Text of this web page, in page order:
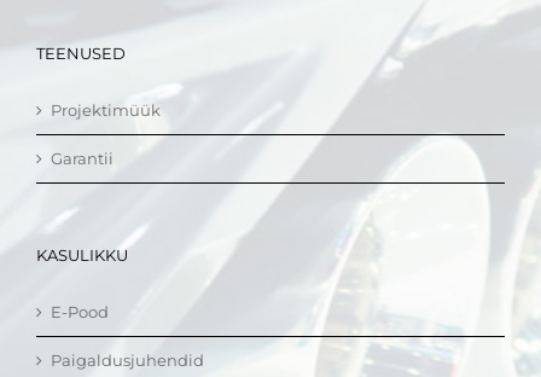
TEENUSED
Projektimüük
Garantii
KASULIKKU
E-Pood
Paigaldusjuhendid